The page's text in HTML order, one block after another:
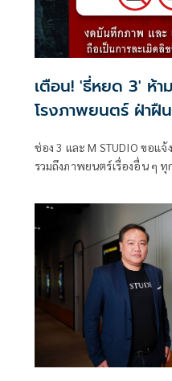
เตือน! 'ธี่หยด 3' ห้า
โรงภาพยนตร์ ฝ่าฝื
ช่อง 3 และ M STUDIO ขอแ
รวมถึงภาพยนตร์เรื่องอื่น ๆ
เป็นการละเมิดลิขสิทธิ์ และเ